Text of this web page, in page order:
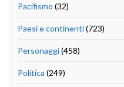
Pacifismo (32)
Paesi e continenti(723)
Personaggi(458)
Politica (249)